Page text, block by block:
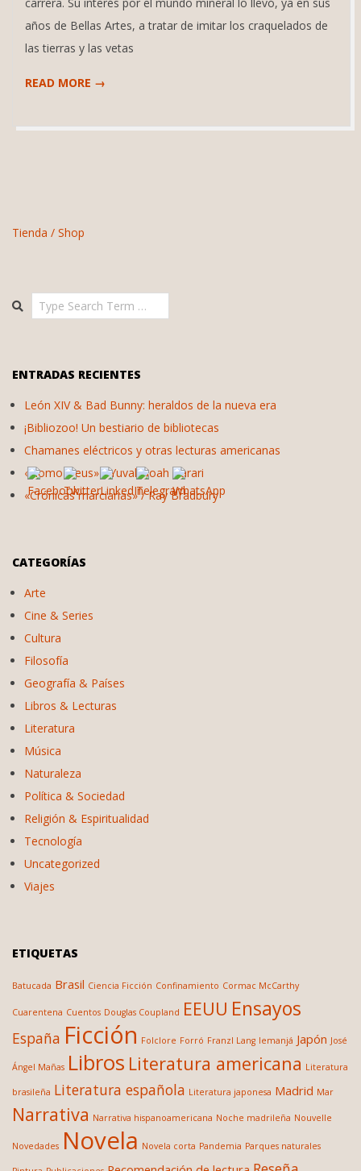
años de Bellas Artes, a tratar de imitar los craquelados de
las tierras y las vetas
READ MORE →
Tienda / Shop
Search
ENTRADAS RECIENTES
León XIV & Bad Bunny: heraldos de la nueva era
¡Bibliozoo! Un bestiario de bibliotecas
Chamanes eléctricos y otras lecturas americanas
«Homo Deus» / Yuval Noah Harari
«Crónicas marcianas» / Ray Bradbury
CATEGORÍAS
Arte
Cine & Series
Cultura
Filosofía
Geografía & Países
Libros & Lecturas
Literatura
Música
Naturaleza
Política & Sociedad
Religión & Espiritualidad
Tecnología
Uncategorized
Viajes
ETIQUETAS
Batucada Brasil Ciencia Ficción Confinamiento Cormac McCarthy
Cuarentena Cuentos Douglas Coupland EEUU Ensayos
España Ficción Folclore Forró Franzl Lang Iemanjá Japón José
Ángel Mañas Libros Literatura americana Literatura
brasileña Literatura española Literatura japonesa Madrid Mar
Narrativa Narrativa hispanoamericana Noche madrileña Nouvelle
Novedades Novela Novela corta Pandemia Parques naturales